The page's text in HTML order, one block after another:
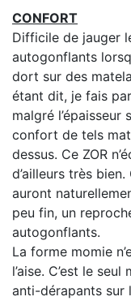
CONFORT
Difficile de jauger
autogonflants
dort sur des
étant dit, je fais
malgré
confort de tels
dessus. Ce ZOR
d’ailleurs très
auront
peu fin, un
autogonflants.
La forme momie
l’aise. C’est le
anti-dérapants sur